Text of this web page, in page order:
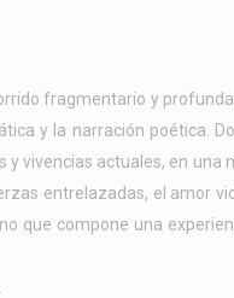
fragmentario y
y la narración poética.
vivencias actuales, en una
entrelazadas, el amor
que compone una